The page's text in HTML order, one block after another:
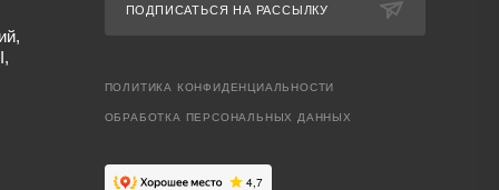
ПОДПИСАТЬСЯ НА РАССЫЛКУ
ПОЛИТИКА КОНФИДЕНЦИАЛЬНОСТИ
ОБРАБОТКА ПЕРСОНАЛЬНЫХ ДАННЫХ